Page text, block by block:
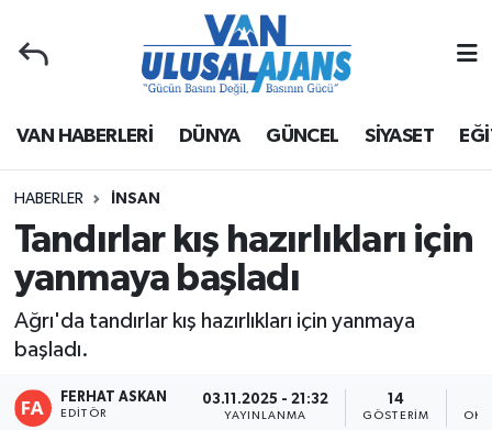
VAN HABERLERİ DÜNYA GÜNCEL SİYASET
HABERLER İNSAN
Tandırlar kış hazırlıkları için
yanmaya başladı
Ağrı'da tandırlar kış hazırlıkları için yanmaya
başladı.
FERHAT ASKAN
EDITÖR
03.11.2025 - 21:32
YAYINLANMA
14
GÖSTERIM
Van Nöbetçi Eczaneler
Van Hava Durumu
Van Namaz Vakitleri
Van Trafik Yoğunluk Haritası
Son Dakika Haberleri